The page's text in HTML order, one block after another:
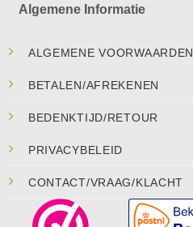
Algemene Informatie
ALGEMENE VOORWAARDEN
BETALEN/AFREKENEN
BEDENKTIJD/RETOUR
PRIVACYBELEID
CONTACT/VRAAG/KLACHT